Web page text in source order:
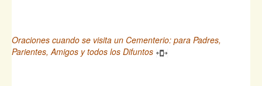
Oraciones cuando se visita un Cementerio: para Padres,
Parientes, Amigos y todos los Difuntos